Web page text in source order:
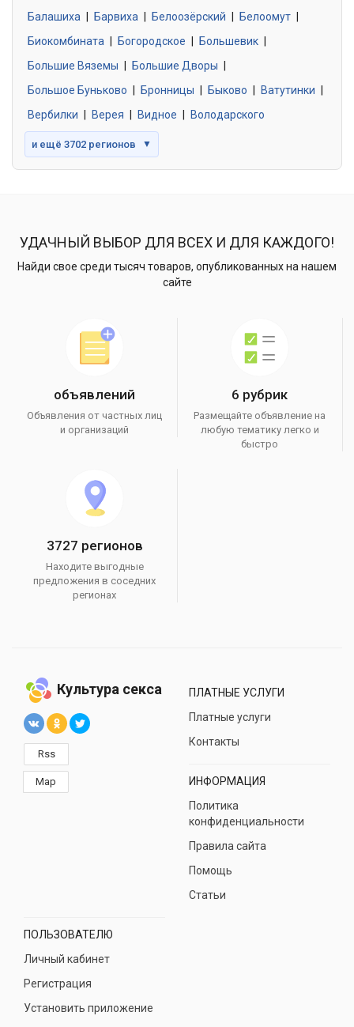
Знакомства без обязательств
0 объявлений
Балашиха
Барвиха Белоозёрский Белоомут
Биокомбината
Богородское Большевик
Большие Вяземы
Большие Дворы
Большое Буньково
Бронницы Быково Ватутинки
Вербилки
Верея Видное Володарского
и ещё 3702 регионов ▼
УДАЧНЫЙ ВЫБОР ДЛЯ ВСЕХ И ДЛЯ КАЖДОГО!
Найди свое среди тысяч товаров, опубликованных на нашем
сайте
объявлений
Объявления от частных лиц
и организаций
6 рубрик
Размещайте объявление на
любую тематику легко и
быстро
3727 регионов
Находите выгодные
предложения в соседних
регионах
Культура секса
Rss
Map
ПЛАТНЫЕ УСЛУГИ
Платные услуги
Контакты
ИНФОРМАЦИЯ
Политика
конфиденциальности
Правила сайта
Помощь
Статьи
ПОЛЬЗОВАТЕЛЮ
Личный кабинет
Регистрация
Установить приложение